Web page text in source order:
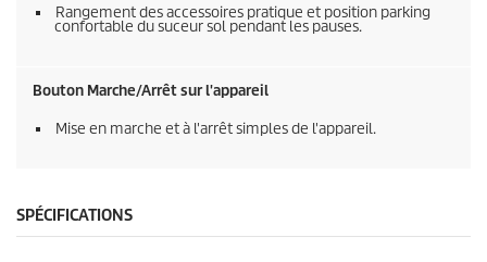
Rangement des accessoires pratique et position parking
confortable du suceur sol pendant les pauses.
Bouton Marche/Arrêt sur l'appareil
Mise en marche et à l'arrêt simples de l'appareil.
SPÉCIFICATIONS